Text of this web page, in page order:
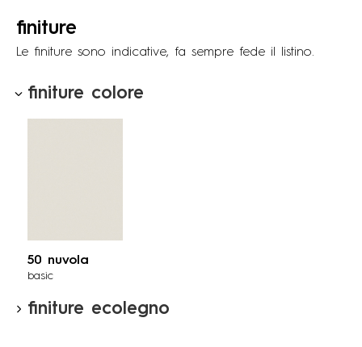
finiture
Le ﬁniture sono indicative, fa sempre fede il listino.
finiture colore
50 nuvola
basic
finiture ecolegno